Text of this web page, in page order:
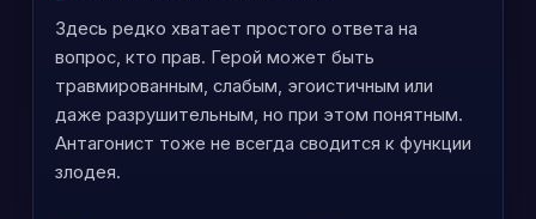
Здесь редко хватает простого ответа на
вопрос, кто прав. Герой может быть
травмированным, слабым, эгоистичным или
даже разрушительным, но при этом понятным.
Антагонист тоже не всегда сводится к функции
злодея.